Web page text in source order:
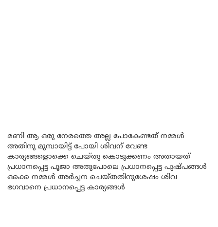
മണി ആ ഒരു നേരത്തെ അല്ല പോകേണ്ടത് നമ്മൾ
അതിനു മുമ്പായിട്ട് പോയി ശിവന് വേണ്ട
കാര്യങ്ങളൊക്കെ ചെയ്തു കൊടുക്കണം അതായത്
പ്രധാനപ്പെട്ട പൂജാ അതുപോലെ പ്രധാനപ്പെട്ട പുഷ്പങ്ങൾ
ഒക്കെ നമ്മൾ അർച്ചന ചെയ്തതിനുശേഷം ശിവ
ഭഗവാനെ പ്രധാനപ്പെട്ട കാര്യങ്ങൾ